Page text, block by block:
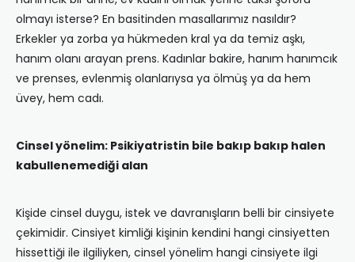
olmayı isterse? En basitinden masallarımız nasıldır?
Erkekler ya zorba ya hükmeden kral ya da temiz aşkı,
hanım olanı arayan prens. Kadınlar bakire, hanım hanımcık
ve prenses, evlenmiş olanlarıysa ya ölmüş ya da hem
üvey, hem cadı.
Cinsel yönelim: Psikiyatristin bile bakıp bakıp halen
kabullenemediği alan
Kişide cinsel duygu, istek ve davranışların belli bir cinsiyete
çekimidir. Cinsiyet kimliği kişinin kendini hangi cinsiyetten
hissettiği ile ilgiliyken, cinsel yönelim hangi cinsiyete ilgi